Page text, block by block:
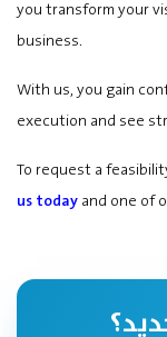
you transform your
business.
With us, you gain
execution and see
To request a
us todayand one of